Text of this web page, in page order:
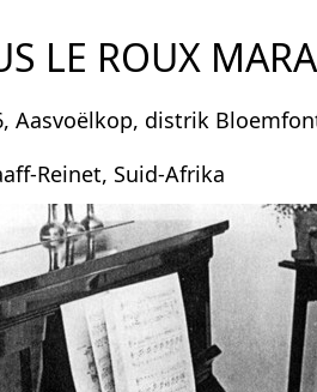
LE ROUX
Aasvoëlkop, distrik
Reinet, Suid-Afrika